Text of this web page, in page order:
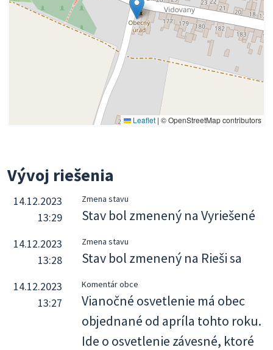
Leaflet | © OpenStreetMap contributors
Vývoj riešenia
14.12.2023
13:29
Zmena stavu
Stav bol zmenený na Vyriešené
14.12.2023
13:28
Zmena stavu
Stav bol zmenený na Rieši sa
14.12.2023
13:27
Komentár obce
Vianočné osvetlenie má obec
objednané od apríla tohto roku.
Ide o osvetlenie závesné, ktoré